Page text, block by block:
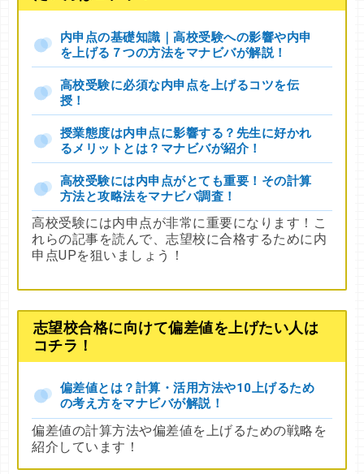
内申点の基礎知識｜高校受験への影響や内申
を上げる７つの方法をマナビバが解説！
高校受験に必須な内申点を上げるコツを伝
授！
授業態度は内申点に影響する？先生に好かれ
るメリットとは？マナビバが紹介！
高校受験には内申点がとても重要！その計算
方法と攻略法をマナビバ調査！
高校受験には内申点が非常に重要になります！こ
れらの記事を読んで、志望校に合格するために内
申点UPを狙いましょう！
志望校合格に向けて偏差値を上げたい人は
コチラ！
偏差値とは？計算・活用方法や10上げるため
の考え方をマナビバが解説！
偏差値の計算方法や偏差値を上げるための戦略を
紹介しています！